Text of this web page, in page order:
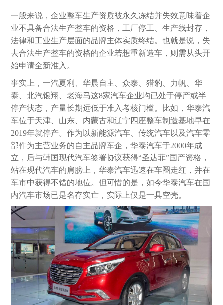
一般来说，企业整车生产资质被‌永久冻结并失效意味着企
业不具备合法生产整车的资格，工厂停工、生产线封存，
法律和工业生产层面的品牌主体实质终结。也就是说，失
去合法生产整车的资格的企业若想重新造车，则需从头开
始申请全新准入。
事实上，一汽夏利、华晨自主、众泰、猎豹、力帆、华
泰、北汽银翔、老海马这8家汽车企业均已处于停产或半
停产状态，产量长期远低于准入考核门槛。比如，华泰汽
车位于天津、山东、内蒙古和辽宁四座整车制造基地早在
2019年就停产。作为以新能源汽车、传统汽车以及汽车零
部件为主营业务的自主品牌车企，华泰汽车于2000年成
立，后与韩国现代汽车签署协议获得“圣达菲”国产资格，
站在现代汽车的肩膀上，华泰汽车迅速在车圈走红，并在
车市中获得不错的地位。但可惜的是，如今华泰汽车在国
内汽车市场已是名存实亡，实际上仅是一具空壳。